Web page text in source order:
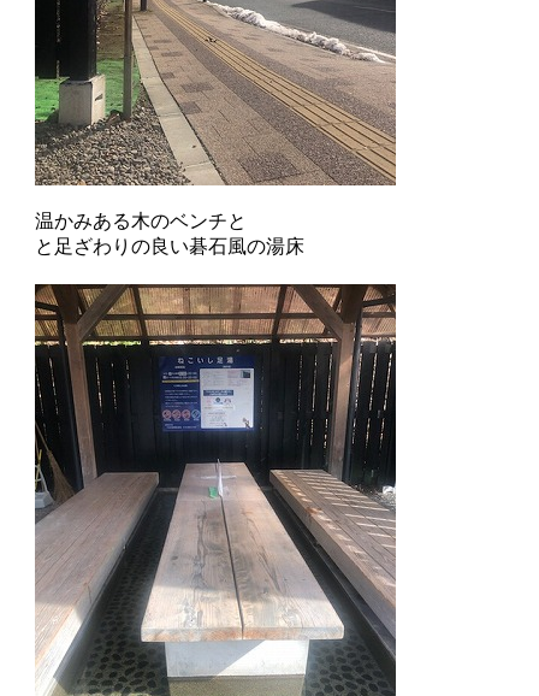
温かみある木のベンチと
と足ざわりの良い碁石風の湯床